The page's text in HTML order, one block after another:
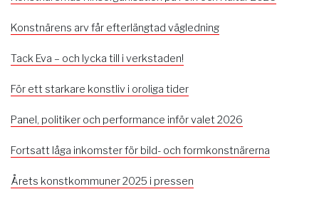
Konstnärens arv får efterlängtad vägledning
Tack Eva – och lycka till i verkstaden!
För ett starkare konstliv i oroliga tider
Panel, politiker och performance inför valet 2026
Fortsatt låga inkomster för bild- och formkonstnärerna
Årets konstkommuner 2025 i pressen